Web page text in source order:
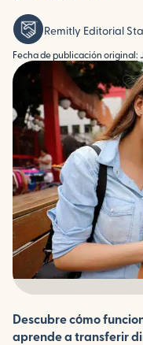
Remitly Editorial
Fecha de publicación original:
Descubre cómo
aprende a transferir